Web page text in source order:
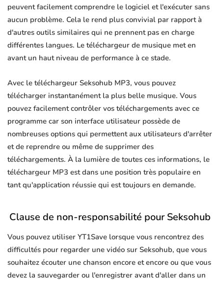
peuvent facilement comprendre le logiciel et l'exécuter sans
aucun problème. Cela le rend plus convivial par rapport à
d'autres outils similaires qui ne prennent pas en charge
différentes langues. Le téléchargeur de musique met en
avant un haut niveau de performance à ce stade.
Avec le téléchargeur Seksohub MP3, vous pouvez
télécharger instantanément la plus belle musique. Vous
pouvez facilement contrôler vos téléchargements avec ce
programme car son interface utilisateur possède de
nombreuses options qui permettent aux utilisateurs d'arrêter
et de reprendre ou même de supprimer des
téléchargements. À la lumière de toutes ces informations, le
téléchargeur MP3 est dans une position très populaire en
tant qu'application réussie qui est toujours en demande.
Clause de non-responsabilité pour Seksohub
Vous pouvez utiliser YT1Save lorsque vous rencontrez des
difficultés pour regarder une vidéo sur Seksohub, que vous
souhaitez écouter une chanson encore et encore ou que vous
devez la sauvegarder ou l'enregistrer avant d'aller dans un